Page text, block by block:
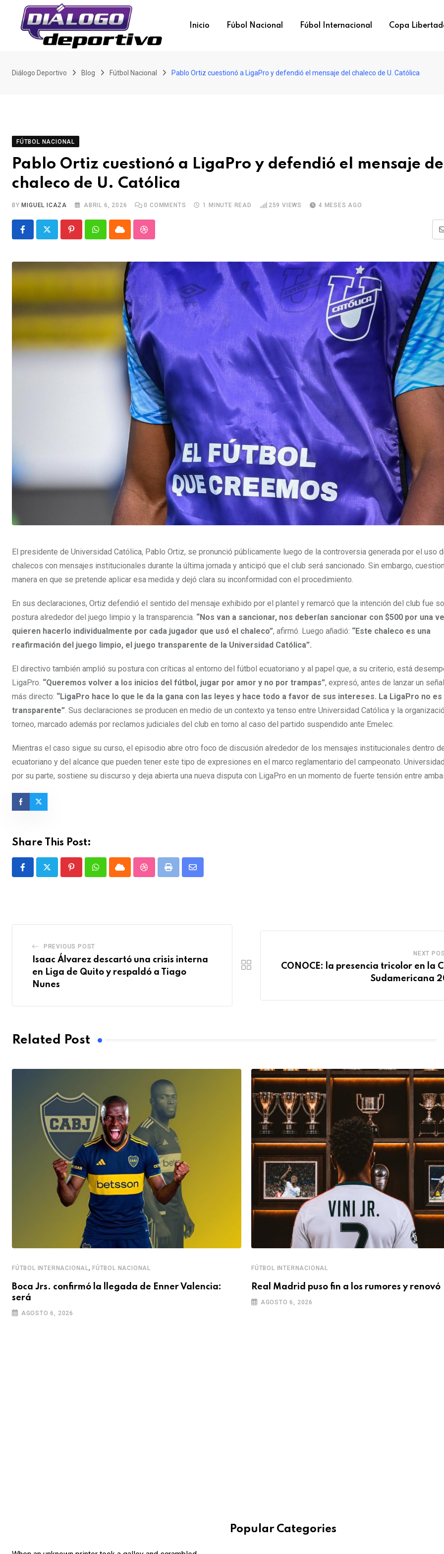
content
Inicio Fúbol Nacional Fúbol Internacional Copa
Diálogo Deportivo Blog Fútbol Nacional Pablo Ortiz cuestionó a LigaPro y defendió el mensaje del chaleco de U. Católica
FÚTBOL NACIONAL
Pablo Ortiz cuestionó a LigaPro y defendió el mensaje del
chaleco de U. Católica
BY MIGUEL ICAZA ABRIL 6, 2026 0 COMMENTS 1 MINUTE READ 259 VIEWS 4 MESES AGO
PinterestWhatsappCloud StumbleUpon
El presidente de Universidad Católica, Pablo Ortiz, se pronunció públicamente luego de la controversia generada por el uso
chalecos con mensajes institucionales durante la última jornada y anticipó que el club será sancionado. Sin embargo,
manera en que se pretende aplicar esa medida y dejó clara su inconformidad con el procedimiento.
En sus declaraciones, Ortiz defendió el sentido del mensaje exhibido por el plantel y remarcó que la intención del club fue
postura alrededor del juego limpio y la transparencia. “Nos van a sancionar, nos deberían sancionar con $500 por una
quieren hacerlo individualmente por cada jugador que usó el chaleco”, afirmó. Luego añadió: “Este chaleco es una
reafirmación del juego limpio, el juego transparente de la Universidad Católica”.
El directivo también amplió su postura con críticas al entorno del fútbol ecuatoriano y al papel que, a su criterio, está
LigaPro. “Queremos volver a los inicios del fútbol, jugar por amor y no por trampas”, expresó, antes de lanzar un
más directo: “LigaPro hace lo que le da la gana con las leyes y hace todo a favor de sus intereses. La LigaPro no es
transparente”. Sus declaraciones se producen en medio de un contexto ya tenso entre Universidad Católica y la
torneo, marcado además por reclamos judiciales del club en torno al caso del partido suspendido ante Emelec.
Mientras el caso sigue su curso, el episodio abre otro foco de discusión alrededor de los mensajes institucionales dentro
ecuatoriano y del alcance que pueden tener este tipo de expresiones en el marco reglamentario del campeonato.
por su parte, sostiene su discurso y deja abierta una nueva disputa con LigaPro en un momento de fuerte tensión entre
Share This Post:
PinterestWhatsappCloud StumbleUpon
Print
Share
PREVIOUS POST
Isaac Álvarez descartó una crisis interna
en Liga de Quito y respaldó a Tiago
Nunes
NEXT
CONOCE: la presencia tricolor en la
Sudamericana
Related Post
FÚTBOL INTERNACIONAL, FÚTBOL NACIONAL
Boca Jrs. confirmó la llegada de Enner Valencia:
será
AGOSTO 6, 2026
FÚTBOL INTERNACIONAL
Real Madrid puso fin a los rumores y renovó
AGOSTO 6, 2026
Popular Categories